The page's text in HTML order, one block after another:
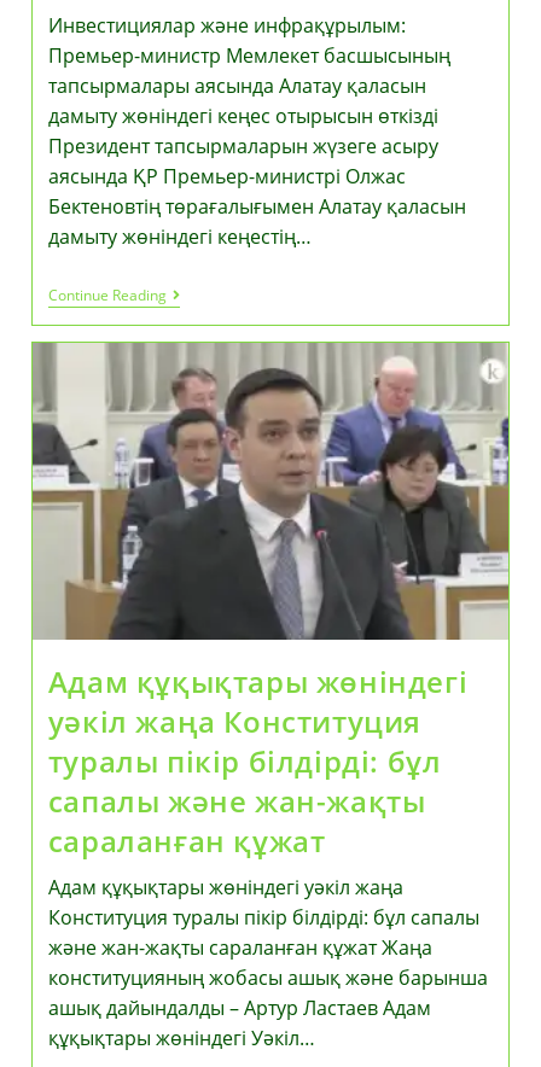
Инвестициялар және инфрақұрылым:
Премьер-министр Мемлекет басшысының
тапсырмалары аясында Алатау қаласын
дамыту жөніндегі кеңес отырысын өткізді
Президент тапсырмаларын жүзеге асыру
аясында ҚР Премьер-министрі Олжас
Бектеновтің төрағалығымен Алатау қаласын
дамыту жөніндегі кеңестің…
Continue ReadingИнвестициялар
Және
Инфрақұрылым:
Министр
Мемлекет
Басшысының
Тапсырмалары
Аясында
Алатау
Қаласын
Дамыту
Жөніндегі
Адам құқықтары жөніндегі
уәкіл жаңа Конституция
туралы пікір білдірді: бұл
сапалы және жан-жақты
сараланған құжат
Адам құқықтары жөніндегі уәкіл жаңа
Конституция туралы пікір білдірді: бұл сапалы
және жан-жақты сараланған құжат Жаңа
конституцияның жобасы ашық және барынша
ашық дайындалды – Артур Ластаев Адам
құқықтары жөніндегі Уәкіл…